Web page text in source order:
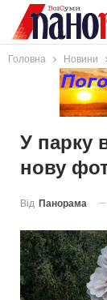
Головна Новини
У парку
нову
Від Панорама